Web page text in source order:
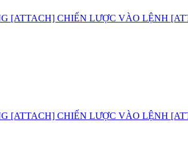
CHIẾN LƯỢC VÀO LỆNH
CHIẾN LƯỢC VÀO LỆNH